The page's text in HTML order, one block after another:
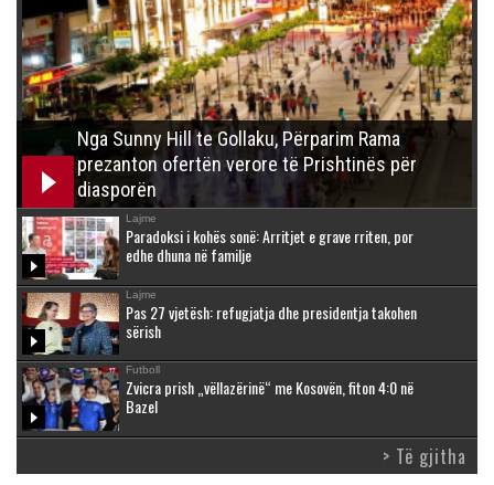
Nga Sunny Hill te Gollaku, Përparim Rama
prezanton ofertën verore të Prishtinës për
diasporën
Lajme
Paradoksi i kohës sonë: Arritjet e grave rriten, por
edhe dhuna në familje
Lajme
Pas 27 vjetësh: refugjatja dhe presidentja takohen
sërish
Futboll
Zvicra prish „vëllazërinë“ me Kosovën, fiton 4:0 në
Bazel
> Të gjitha